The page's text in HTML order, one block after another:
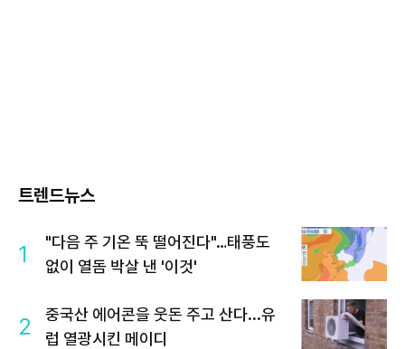
트렌드뉴스
1
"다음 주 기온 뚝 떨어진다"…태풍도
없이 열돔 박살 낸 '이것'
2
중국산 에어콘을 웃돈 주고 산다...유
럽 열광시킨 메이디